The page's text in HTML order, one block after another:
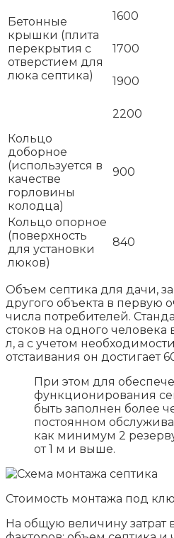
Бетонные
крышки (плита
перекрытия с
отверстием для
люка септика)
1600
1700
1900
2200
Кольцо
доборное
(используется в
качестве
горловины
колодца)
900
Кольцо опорное
(поверхность
для установки
люков)
840
Объем септика для дачи,
другого объекта в первую
числа потребителей.
стоков на одного человека
л, а с учетом
отстаивания он достигает
При этом для
функционирования
быть заполнен более
постоянном
как минимум 2
от 1 м и выше.
Стоимость монтажа под
На общую величину затрат